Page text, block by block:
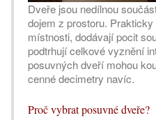
Dveře jsou nedílnou
dojem z prostoru.
místnosti, dodávají pocit
podtrhují celkové vyznění
posuvných dveří mohou
cenné decimetry navíc.
Proč vybrat posuvné dveře?